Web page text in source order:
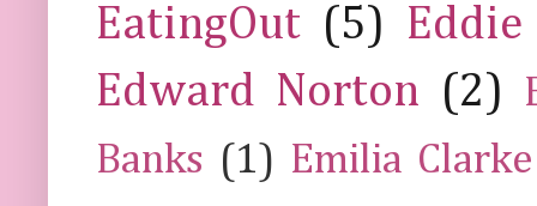
EatingOut (5) Eddie
Edward Norton (2)
Banks (1) Emilia Clarke